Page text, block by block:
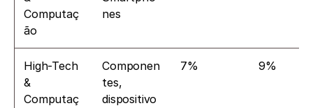
Computaç
ão
nes
High-Tech
&
Computaç
Componen
tes,
dispositivo
7% 9%